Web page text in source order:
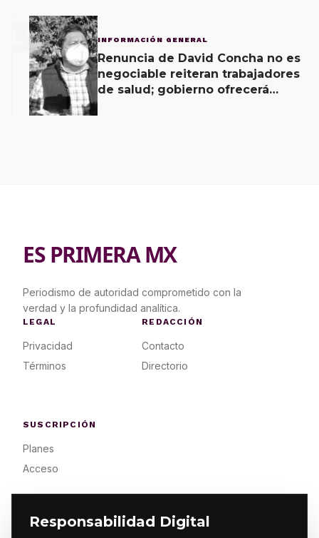
Responsabilidad Digital
3 INFORMACIÓN GENERAL
Renuncia de David Concha no es
negociable reiteran trabajadores
de salud; gobierno ofrecerá
ES PRIMERA MX
Periodismo de autoridad comprometido con la
verdad y la profundidad analítica.
LEGAL
Privacidad
Términos
REDACCIÓN
Contacto
Directorio
SUSCRIPCIÓN
Planes
Acceso